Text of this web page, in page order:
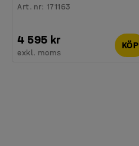
Art. nr:171163
4 595 kr
exkl. moms
KÖP